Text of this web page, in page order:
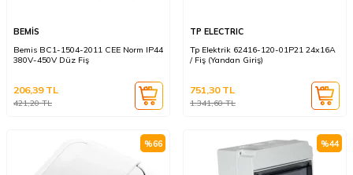
BEMİS
Bemis BC1-1504-2011 CEE Norm IP44
380V-450V Düz Fiş
421,20TL
206,39TL
TP ELECTRIC
Tp Elektrik 62416-120-01P21 24x16A
/ Fiş (Yandan Giriş)
1.341,60TL
751,30TL
%66 %44